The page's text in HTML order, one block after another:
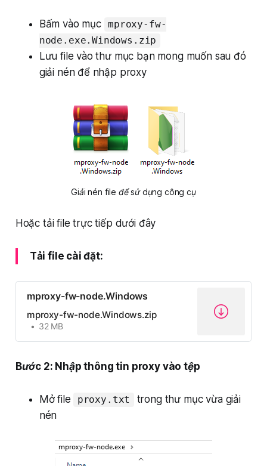
Bấm vào mục mproxy-fw-
node.exe.Windows.zip
Lưu file vào thư mục bạn mong muốn sau đó
giải nén để nhập proxy
Giải nén file để sử dụng công cụ
Hoặc tải file trực tiếp dưới đây
Tải file cài đặt:
mproxy-fw-node.Windows
mproxy-fw-node.Windows.zip
32 MB
Bước 2: Nhập thông tin proxy vào tệp
Mở file proxy.txt
trong thư mục vừa giải
nén